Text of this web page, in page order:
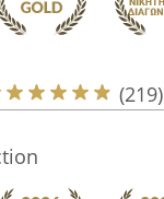
(219)